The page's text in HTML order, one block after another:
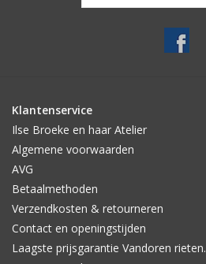
Klantenservice
Ilse Broeke en haar Atelier
Algemene voorwaarden
AVG
Betaalmethoden
Verzendkosten & retourneren
Contact en openingstijden
Laagste prijsgarantie Vandoren rieten.